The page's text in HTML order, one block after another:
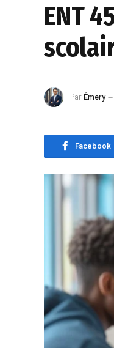
ENT
ParÉmery
Facebook